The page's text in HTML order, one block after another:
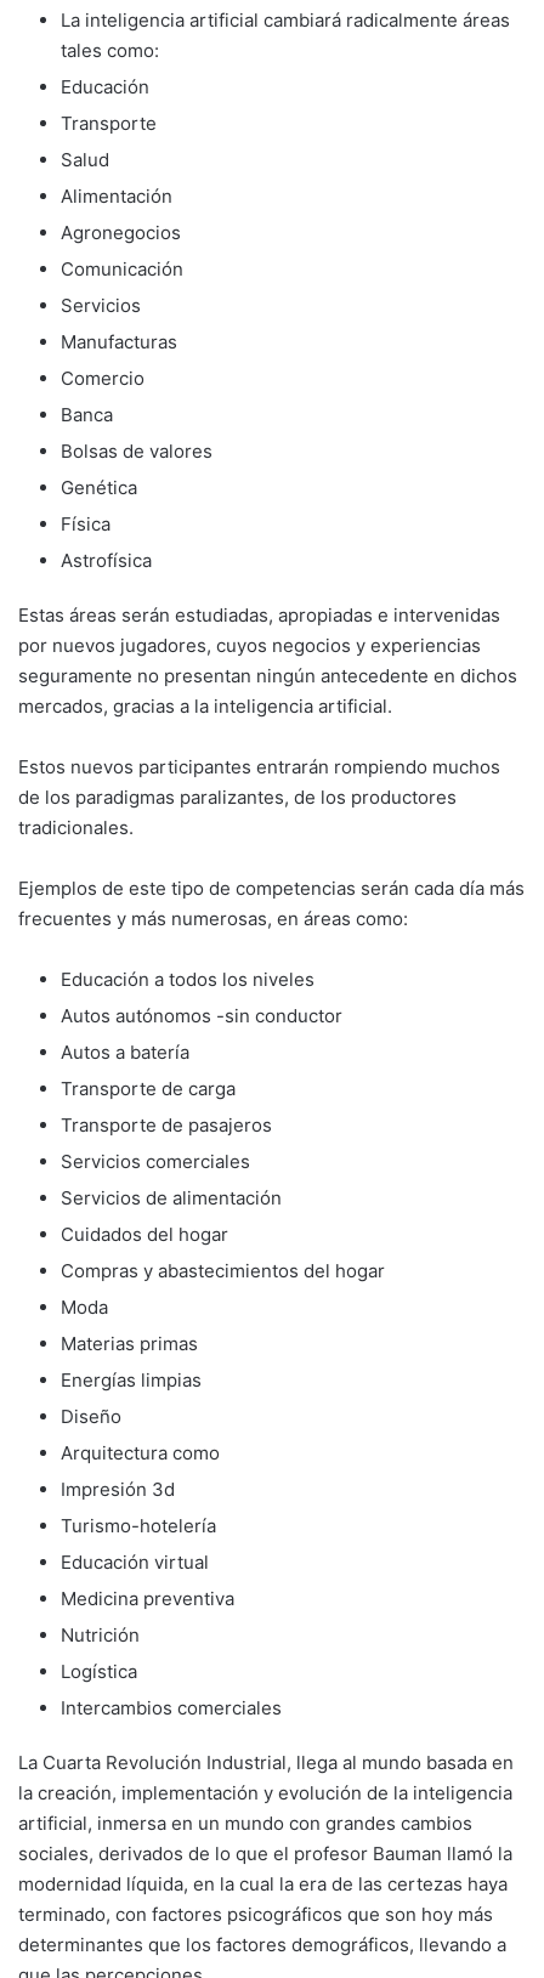
La inteligencia artificial cambiará radicalmente áreas
tales como:
Educación
Transporte
Salud
Alimentación
Agronegocios
Comunicación
Servicios
Manufacturas
Comercio
Banca
Bolsas de valores
Genética
Física
Astrofísica
Estas áreas serán estudiadas, apropiadas e intervenidas
por nuevos jugadores, cuyos negocios y experiencias
seguramente no presentan ningún antecedente en dichos
mercados, gracias a la inteligencia artificial.
Estos nuevos participantes entrarán rompiendo muchos
de los paradigmas paralizantes, de los productores
tradicionales.
Ejemplos de este tipo de competencias serán cada día más
frecuentes y más numerosas, en áreas como:
Educación a todos los niveles
Autos autónomos -sin conductor
Autos a batería
Transporte de carga
Transporte de pasajeros
Servicios comerciales
Servicios de alimentación
Cuidados del hogar
Compras y abastecimientos del hogar
Moda
Materias primas
Energías limpias
Diseño
Arquitectura como
Impresión 3d
Turismo-hotelería
Educación virtual
Medicina preventiva
Nutrición
Logística
Intercambios comerciales
La Cuarta Revolución Industrial, llega al mundo basada en
la creación, implementación y evolución de la inteligencia
artificial, inmersa en un mundo con grandes cambios
sociales, derivados de lo que el profesor Bauman llamó la
modernidad líquida, en la cual la era de las certezas haya
terminado, con factores psicográficos que son hoy más
determinantes que los factores demográficos, llevando a